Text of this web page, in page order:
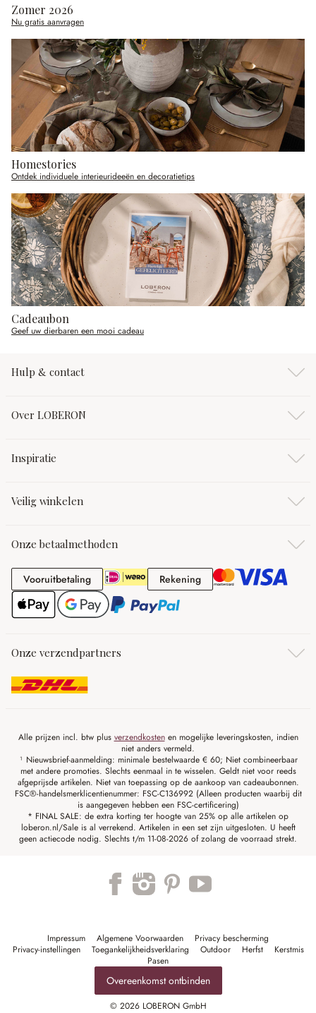
Zomer 2026
Nu gratis aanvragen
Homestories
Ontdek individuele interieurideeën en decoratietips
Cadeaubon
Geef uw dierbaren een mooi cadeau
Hulp & contact
Over LOBERON
Inspiratie
Veilig winkelen
Onze betaalmethoden
VooruitbetalingVooruitbetaling RekeningRekening
Onze verzendpartners
Alle prijzen incl. btw plus verzendkostenen mogelijke leveringskosten, indien
niet anders vermeld.
¹ Nieuwsbrief-aanmelding: minimale bestelwaarde € 60; Niet combineerbaar
met andere promoties. Slechts eenmaal in te wisselen. Geldt niet voor reeds
afgeprijsde artikelen. Niet van toepassing op de aankoop van cadeaubonnen.
FSC®-handelsmerklicentienummer: FSC-C136992 (Alleen producten waarbij dit
is aangegeven hebben een FSC-certificering)
* FINAL SALE: de extra korting ter hoogte van 25% op alle artikelen op
loberon.nl/Sale is al verrekend. Artikelen in een set zijn uitgesloten. U heeft
geen actiecode nodig. Slechts t/m 11-08-2026 of zolang de voorraad strekt.
Impressum Algemene Voorwaarden
Privacy bescherming
Privacy-instellingen
Toegankelijkheidsverklaring Outdoor Herfst
Kerstmis
Pasen
Overeenkomst ontbinden
© 2026 LOBERON GmbH